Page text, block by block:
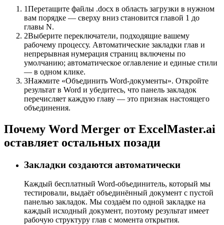
1Перетащите файлы .docx в область загрузки в нужном
вам порядке — сверху вниз становится главой 1 до
главы N.
2Выберите переключатели, подходящие вашему
рабочему процессу. Автоматические закладки глав и
непрерывная нумерация страниц включены по
умолчанию; автоматическое оглавление и единые стили
— в одном клике.
3Нажмите «Объединить Word-документы». Откройте
результат в Word и убедитесь, что панель закладок
перечисляет каждую главу — это признак настоящего
объединения.
Почему Word Merger от ExcelMaster.ai
оставляет остальных позади
Закладки создаются автоматически
Каждый бесплатный Word-объединитель, который мы
тестировали, выдаёт объединённый документ с пустой
панелью закладок. Мы создаём по одной закладке на
каждый исходный документ, поэтому результат имеет
рабочую структуру глав с момента открытия.